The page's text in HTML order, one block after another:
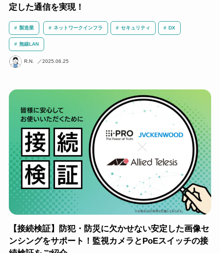
定した通信を実現！
製造業 ネットワークインフラ セキュリティ DX
無線LAN
R.N. 2025.06.25
【接続検証】防犯・防災に欠かせない安定した画像セ
ンシングをサポート！監視カメラとPoEスイッチの接